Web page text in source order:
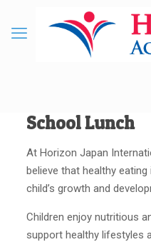
School Lunch
At Horizon Japan
believe that healthy
child’s growth and
Children enjoy nutritious
support healthy lifestyles